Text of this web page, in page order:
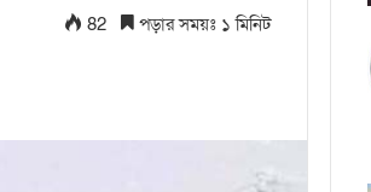
82 পড়ার সময়ঃ ১ মিনিট